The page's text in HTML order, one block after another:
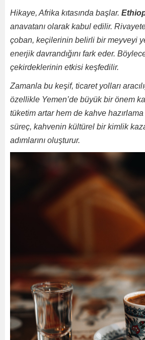
Hikaye, Afrika kıtasında başlar.
anavatanı olarak kabul edilir.
çoban, keçilerinin belirli bir meyveyi
enerjik davrandığını fark eder.
çekirdeklerinin etkisi keşfedilir.
Zamanla bu keşif, ticaret yolları
özellikle Yemen’de büyük bir önem
tüketim artar hem de kahve
süreç, kahvenin kültürel bir kimlik
adımlarını oluşturur.